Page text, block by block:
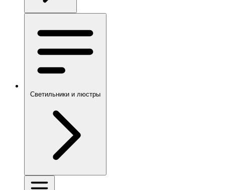
Светильники и люстры